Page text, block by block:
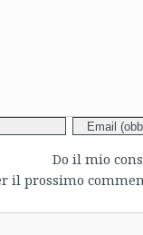
Do il mio
il prossimo